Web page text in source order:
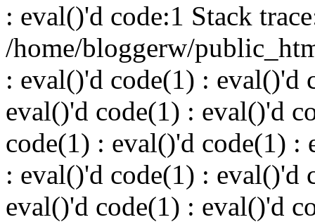
: eval()'d code:1 Stack
/home/bloggerw/
: eval()'d code(1) : eval()'d
eval()'d code(1) : eval()'d
code(1) : eval()'d code(1) :
: eval()'d code(1) : eval()'d
eval()'d code(1) : eval()'d